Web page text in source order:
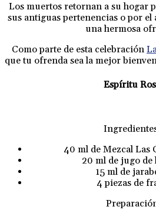
Los muertos retornan a su hogar
sus antiguas pertenencias o por el
una hermosa
Como parte de esta celebración
que tu ofrenda sea la mejor
Espíritu
40 ml de Mezcal Las
20 ml de jugo
15 ml de
4 piezas de